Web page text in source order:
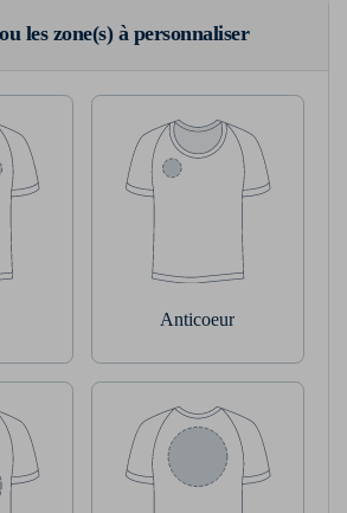
les zone(s) à personnaliser
Anticoeur